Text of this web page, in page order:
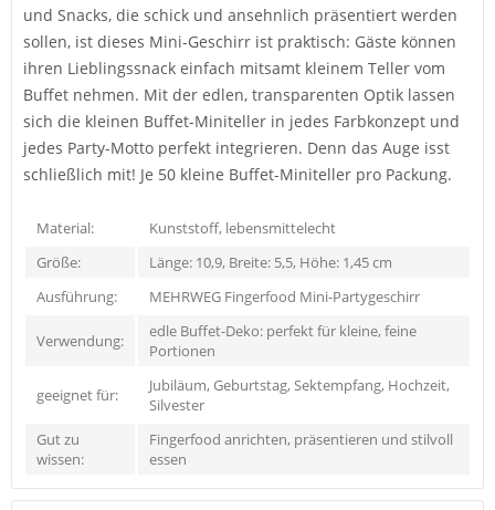
und Snacks, die schick und ansehnlich präsentiert werden
sollen, ist dieses Mini-Geschirr ist praktisch: Gäste können
ihren Lieblingssnack einfach mitsamt kleinem Teller vom
Buffet nehmen. Mit der edlen, transparenten Optik lassen
sich die kleinen Buffet-Miniteller in jedes Farbkonzept und
jedes Party-Motto perfekt integrieren. Denn das Auge isst
schließlich mit! Je 50 kleine Buffet-Miniteller pro Packung.
Material:
Kunststoff, lebensmittelecht
Größe:
Länge: 10,9, Breite: 5,5, Höhe: 1,45 cm
Ausführung:
MEHRWEG Fingerfood Mini-Partygeschirr
Verwendung:
edle Buffet-Deko: perfekt für kleine, feine
Portionen
geeignet für:
Jubiläum, Geburtstag, Sektempfang, Hochzeit,
Silvester
Gut zu
wissen:
Fingerfood anrichten, präsentieren und stilvoll
essen